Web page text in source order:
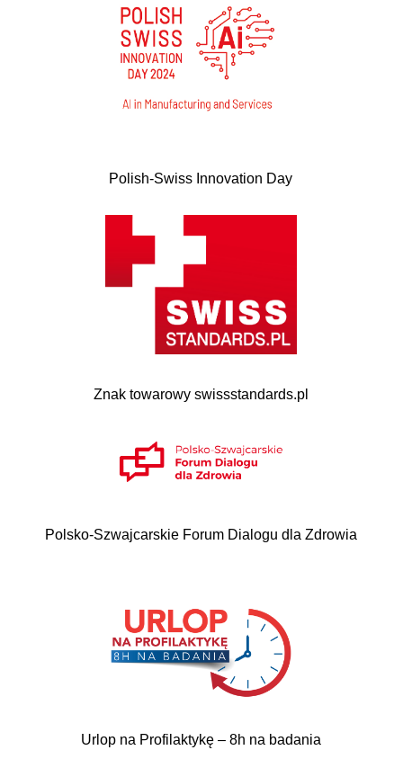
Polish-Swiss Innovation Day
Znak towarowy swissstandards.pl
Polsko-Szwajcarskie Forum Dialogu dla Zdrowia
Urlop na Profilaktykę – 8h na badania